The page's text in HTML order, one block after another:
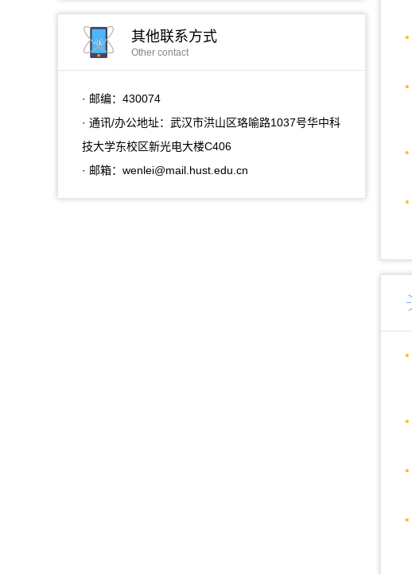
其他联系方式
Other contact
· 邮编： 430074
· 通讯/办公地址： 武汉市洪山区珞喻路1037号华中科
技大学东校区新光电大楼C406
· 邮箱： wenlei@mail.hust.edu.cn